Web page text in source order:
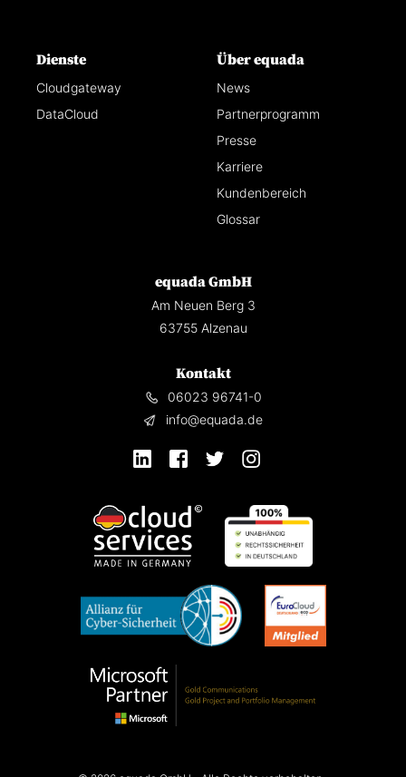
Dienste
Cloudgateway
DataCloud
Über equada
News
Partnerprogramm
Presse
Karriere
Kundenbereich
Glossar
equada GmbH
Am Neuen Berg 3
63755 Alzenau
Kontakt
06023 96741-0
info@equada.de